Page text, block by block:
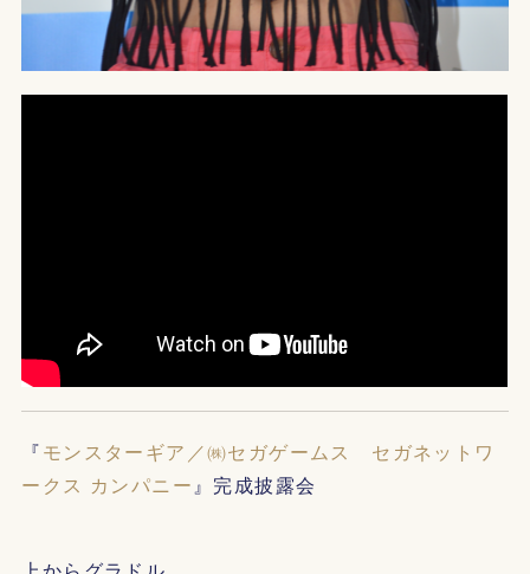
『モンスターギア／㈱セガゲームス セガネットワ
ークス カンパニー』完成披露会